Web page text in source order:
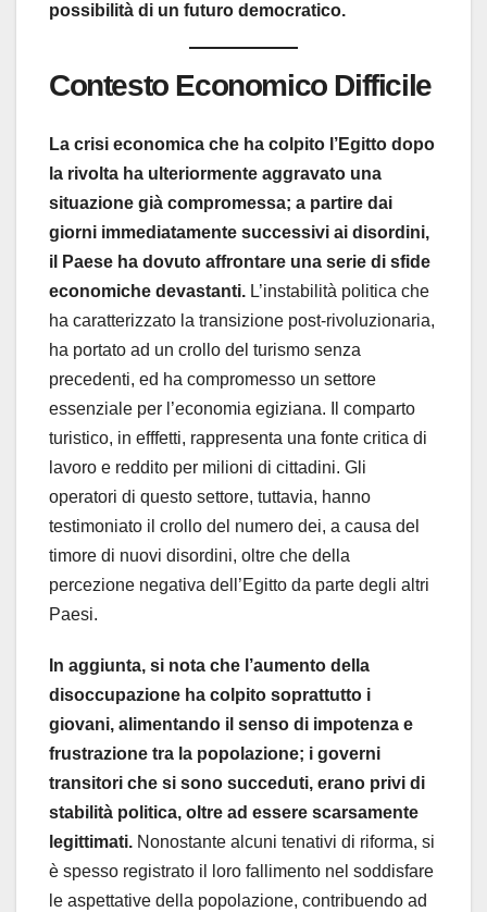
possibilità di un futuro democratico.
Contesto Economico Difficile
La crisi economica che ha colpito l’Egitto dopo
la rivolta ha ulteriormente aggravato una
situazione già compromessa; a partire dai
giorni immediatamente successivi ai disordini,
il Paese ha dovuto affrontare una serie di sfide
economiche devastanti. L’instabilità politica che
ha caratterizzato la transizione post-rivoluzionaria,
ha portato ad un crollo del turismo senza
precedenti, ed ha compromesso un settore
essenziale per l’economia egiziana. Il comparto
turistico, in efffetti, rappresenta una fonte critica di
lavoro e reddito per milioni di cittadini. Gli
operatori di questo settore, tuttavia, hanno
testimoniato il crollo del numero dei, a causa del
timore di nuovi disordini, oltre che della
percezione negativa dell’Egitto da parte degli altri
Paesi.
In aggiunta, si nota che l’aumento della
disoccupazione ha colpito soprattutto i
giovani, alimentando il senso di impotenza e
frustrazione tra la popolazione; i governi
transitori che si sono succeduti, erano privi di
stabilità politica, oltre ad essere scarsamente
legittimati. Nonostante alcuni tenativi di riforma, si
è spesso registrato il loro fallimento nel soddisfare
le aspettative della popolazione, contribuendo ad